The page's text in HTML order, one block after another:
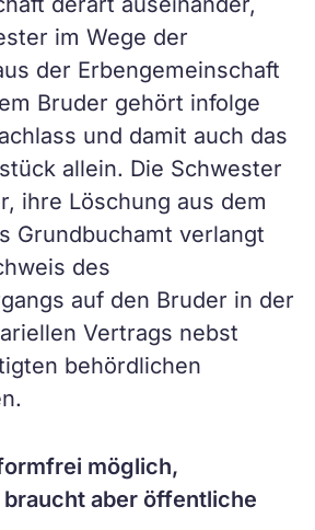
im Wege der
der Erbengemeinschaft
Bruder gehört infolge
und damit auch das
allein. Die Schwester
ihre Löschung aus dem
Grundbuchamt verlangt
des
auf den Bruder in der
Vertrags nebst
behördlichen
möglich,
aber öffentliche